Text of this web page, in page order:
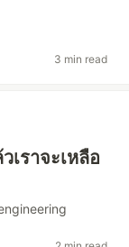
3 min read
ราจะเหลือ